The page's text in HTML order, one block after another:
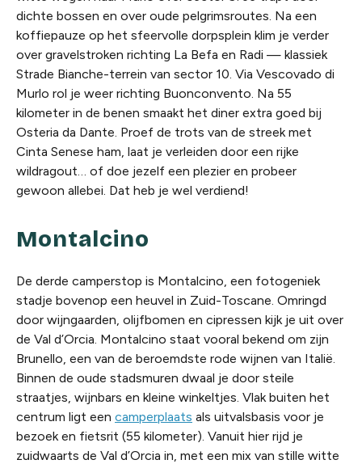
dichte bossen en over oude pelgrimsroutes. Na een
koffiepauze op het sfeervolle dorpsplein klim je verder
over gravelstroken richting La Befa en Radi — klassiek
Strade Bianche-terrein van sector 10. Via Vescovado di
Murlo rol je weer richting Buonconvento. Na 55
kilometer in de benen smaakt het diner extra goed bij
Osteria da Dante. Proef de trots van de streek met
Cinta Senese ham, laat je verleiden door een rijke
wildragout… of doe jezelf een plezier en probeer
gewoon allebei. Dat heb je wel verdiend!
Montalcino
De derde camperstop is Montalcino, een fotogeniek
stadje bovenop een heuvel in Zuid-Toscane. Omringd
door wijngaarden, olijfbomen en cipressen kijk je uit over
de Val d’Orcia. Montalcino staat vooral bekend om zijn
Brunello, een van de beroemdste rode wijnen van Italië.
Binnen de oude stadsmuren dwaal je door steile
straatjes, wijnbars en kleine winkeltjes. Vlak buiten het
centrum ligt een camperplaats als uitvalsbasis voor je
bezoek en fietsrit (55 kilometer). Vanuit hier rijd je
zuidwaarts de Val d’Orcia in, met een mix van stille witte